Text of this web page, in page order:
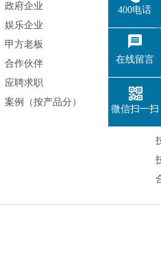
政府企业
娱乐企业
甲方老板
合作伙伴
应聘求职
案例（按产品分）
400电话
在线留言
微信扫一扫